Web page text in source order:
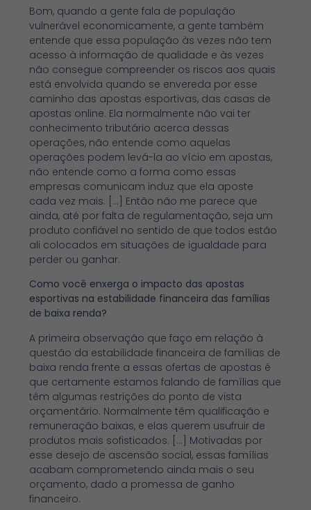
Bom, quando a gente fala de população
vulnerável economicamente, a gente também
entende que essa população às vezes não tem
acesso à informação de qualidade e às vezes
não consegue compreender os riscos aos quais
está envolvida quando se envereda por esse
caminho das apostas esportivas, das casas de
apostas online. Ela normalmente não vai ter
conhecimento tributário acerca dessas
operações, não entende como aquelas
operações podem levá-la ao vício em apostas,
não entende como a forma como essas
empresas comunicam induz que ela aposte
cada vez mais. […] Então não me parece que
ainda, até por falta de regulamentação, seja um
produto confiável no sentido de que todos estão
ali colocados em situações de igualdade para
perder ou ganhar.
Como você enxerga o impacto das apostas
esportivas na estabilidade financeira das famílias
de baixa renda?
A primeira observação que faço em relação à
questão da estabilidade financeira de famílias de
baixa renda frente a essas ofertas de apostas é
que certamente estamos falando de famílias que
têm algumas restrições do ponto de vista
orçamentário. Normalmente têm qualificação e
remuneração baixas, e elas querem usufruir de
produtos mais sofisticados. […] Motivadas por
esse desejo de ascensão social, essas famílias
acabam comprometendo ainda mais o seu
orçamento, dado a promessa de ganho
financeiro.